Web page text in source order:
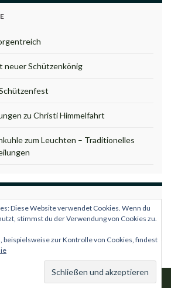
neuer Schützenkönig
zu Christi Himmelfahrt
zum Leuchten – Traditionelles
Diese Website verwendet Cookies. Wenn du
stimmst du der Verwendung von Cookies zu.
zur Kontrolle von Cookies, findest